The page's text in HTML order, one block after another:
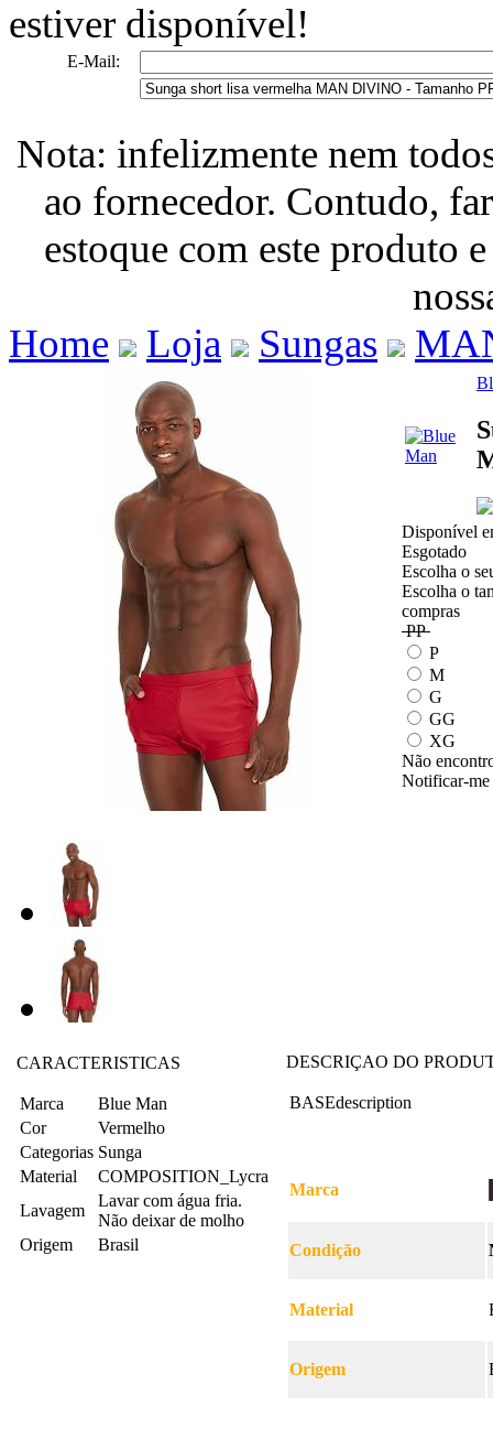
estiver disponível!
E-Mail:
Nota: infelizmente nem
ao fornecedor. Contudo,
estoque com este produto
Home
Loja Sungas
Disponível
Esgotado
Escolha o
Escolha o
compras
PP
P
M
G
GG
XG
Não
Notificar-me
CARACTERISTICAS
Marca
Blue Man
Cor
Vermelho
Categorias Sunga
Material
COMPOSITION_Lycra
Lavagem
Lavar com água fria.
Não deixar de molho
Origem
Brasil
DESCRIÇAO DO
BASEdescription
Marca
Condição
Material
Origem